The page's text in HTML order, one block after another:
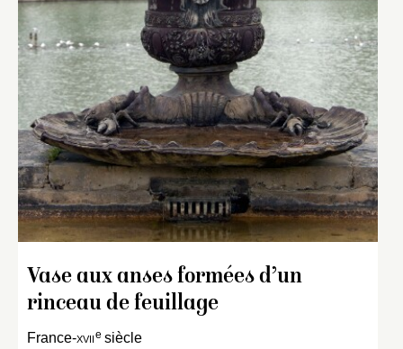
Vase aux anses formées d’un
rinceau de feuillage
France-xviie siècle